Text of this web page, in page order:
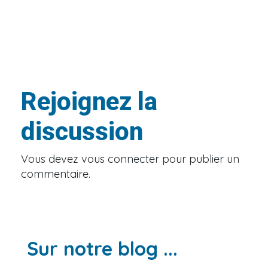
Rejoignez la
discussion
Vous devez vous connecter pour publier un
commentaire.
Sur notre blog ...